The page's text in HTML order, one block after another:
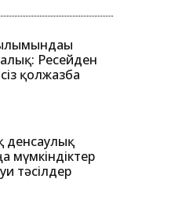
Ресейден
қолжазба
денсаулық
мүмкіндіктер
тәсілдер